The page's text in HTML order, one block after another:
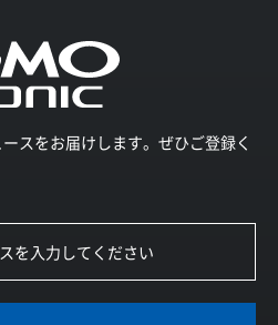
スをお届けします。ぜひご登録く